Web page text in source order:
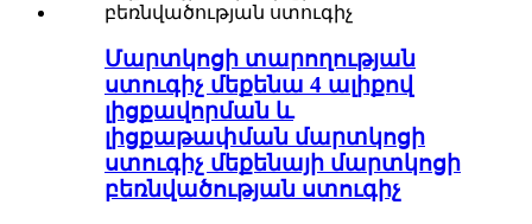
Մարտկոցի տարողության
ստուգիչ մեքենա 4 ալիքով
լիցքավորման և
լիցքաթափման մարտկոցի
ստուգիչ մեքենայի մարտկոցի
բեռնվածության ստուգիչ